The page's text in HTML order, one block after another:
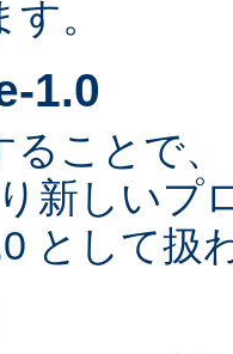
。
1.0
ることで
新しいプ
として扱